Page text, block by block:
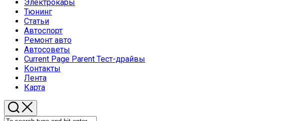
Электрокары
Тюнинг
Статьи
Автоспорт
Ремонт авто
Автосоветы
Current Page Parent Тест-драйвы
Контакты
Лента
Карта